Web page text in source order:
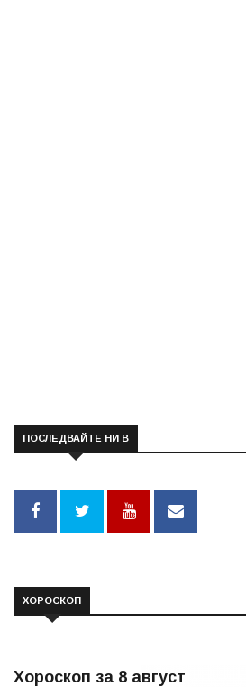
ПОСЛЕДВАЙТЕ НИ В
ХОРОСКОП
Хороскоп за 8 август